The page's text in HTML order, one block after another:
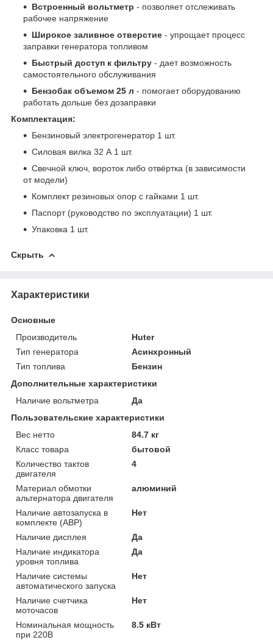
Встроенный вольтметр - позволяет отслеживать
рабочее напряжение
Широкое заливное отверстие - упрощает процесс
заправки генератора топливом
Быстрый доступ к фильтру - дает возможность
самостоятельного обслуживания
Бензобак объемом 25 л - помогает оборудованию
работать дольше без дозаправки
Комплектация:
Бензиновый электрогенератор 1 шт.
Силовая вилка 32 А 1 шт.
Свечной ключ, вороток либо отвёртка (в зависимости
от модели)
Комплект резиновых опор с гайками 1 шт.
Паспорт (руководство по эксплуатации) 1 шт.
Упаковка 1 шт.
Скрыть
Характеристики
Основные
Производитель
Huter
Тип генератора
Асинхронный
Тип топлива
Бензин
Дополнительные характеристики
Наличие вольтметра
Да
Пользовательские характеристики
Вес нетто
84.7 кг
Класс товара
бытовой
Количество тактов
двигателя
4
Материал обмотки
альтернатора двигателя
алюминий
Наличие автозапуска в
комплекте (АВР)
Нет
Наличие дисплея
Да
Наличие индикатора
уровня топлива
Да
Наличие системы
автоматического запуска
Нет
Наличие счетчика
моточасов
Нет
Номинальная мощность
при 220В
8.5 кВт